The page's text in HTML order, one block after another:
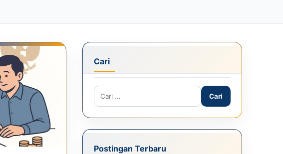
Cari
Cari untuk:
Postingan Terbaru